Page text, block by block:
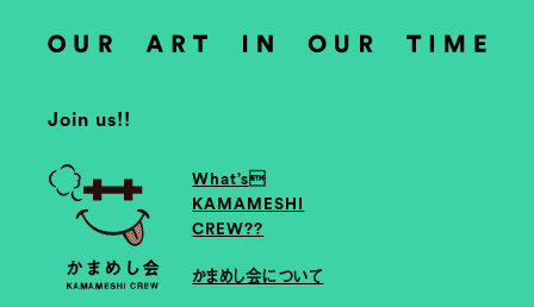
Join us!!
What’s
KAMAMESHI
CREW??
かまめし会について